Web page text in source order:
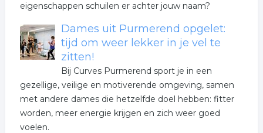
eigenschappen schuilen er achter jouw naam?
Dames uit Purmerend opgelet:
tijd om weer lekker in je vel te
zitten!
Bij Curves Purmerend sport je in een
gezellige, veilige en motiverende omgeving, samen
met andere dames die hetzelfde doel hebben: fitter
worden, meer energie krijgen en zich weer goed
voelen.